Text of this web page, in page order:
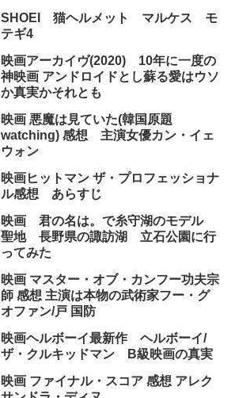
SHOEI 猫ヘルメット マルケス モ
テギ4
映画アーカイヴ(2020) 10年に一度の
神映画 アンドロイドとし蘇る愛はウソ
か真実かそれとも
映画 悪魔は見ていた(韓国原題
watching) 感想 主演女優カン・イェ
ウォン
映画ヒットマン ザ・プロフェッショナ
ル感想 あらすじ
映画 君の名は。で糸守湖のモデル
聖地 長野県の諏訪湖 立石公園に行
ってみた
映画 マスター・オブ・カンフー功夫宗
師 感想 主演は本物の武術家フー・グ
オファン/戸 国防
映画ヘルボーイ最新作 ヘルボーイ/
ザ・クルキッドマン B級映画の真実
映画 ファイナル・スコア 感想 アレク